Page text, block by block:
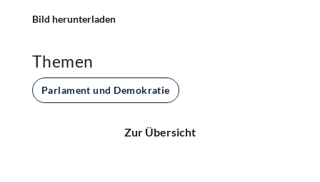
Bild herunterladen
Themen
Parlament und Demokratie
Zur Übersicht